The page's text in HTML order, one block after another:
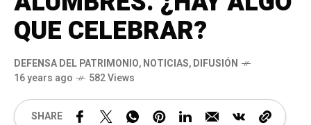
QUE CELEBRAR?
DEFENSA DEL PATRIMONIO,NOTICIAS,DIFUSIÓN
16 years ago
582 Views
SHARE